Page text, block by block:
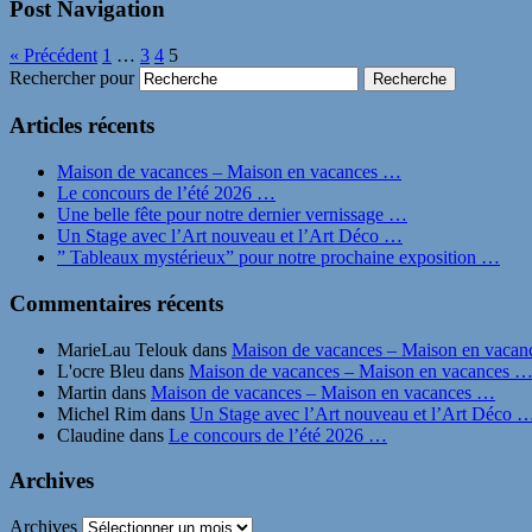
Post Navigation
« Précédent 1 … 3 4 5
Rechercher pour
Articles récents
Maison de vacances – Maison en vacances …
Le concours de l’été 2026 …
Une belle fête pour notre dernier vernissage …
Un Stage avec l’Art nouveau et l’Art Déco …
” Tableaux mystérieux” pour notre prochaine exposition …
Commentaires récents
MarieLau Telouk dans Maison de vacances – Maison en
L'ocre Bleu dans Maison de vacances – Maison en vacances …
Martin dans Maison de vacances – Maison en vacances …
Michel Rim dans Un Stage avec l’Art nouveau et l’Art Déco …
Claudine dans Le concours de l’été 2026 …
Archives
Archives